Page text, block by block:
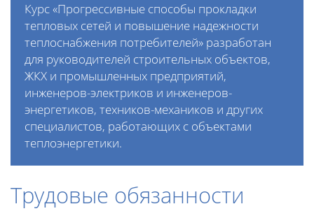
Курс «Прогрессивные способы прокладки
тепловых сетей и повышение надежности
теплоснабжения потребителей» разработан
для руководителей строительных объектов,
ЖКХ и промышленных предприятий,
инженеров-электриков и инженеров-
энергетиков, техников-механиков и других
специалистов, работающих с объектами
теплоэнергетики.
Трудовые обязанности